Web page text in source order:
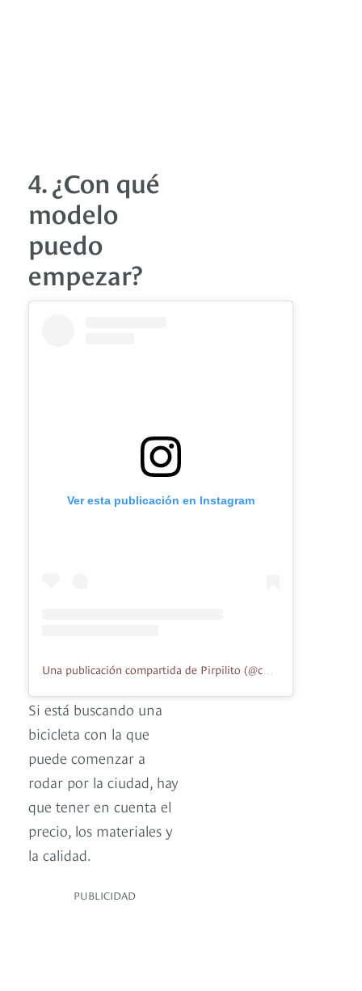
4. ¿Con qué
modelo
puedo
empezar?
Ver esta publicación en Instagram
Una publicación compartida de Pirpilito (@corneliabicis)
Si está buscando una
bicicleta con la que
puede comenzar a
rodar por la ciudad, hay
que tener en cuenta el
precio, los materiales y
la calidad.
PUBLICIDAD